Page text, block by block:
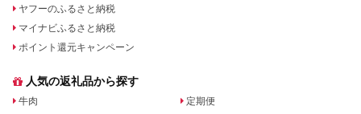
ヤフーのふるさと納税
マイナビふるさと納税
ポイント還元キャンペーン
人気の返礼品から探す
牛肉
定期便